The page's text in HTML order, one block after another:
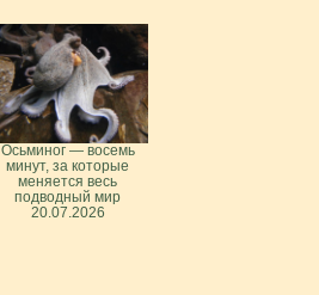
Осьминог — восемь
минут, за которые
меняется весь
подводный мир
20.07.2026